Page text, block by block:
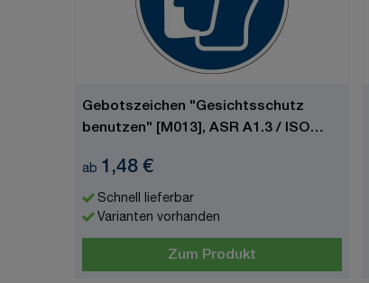
Gebotszeichen "Gesichtsschutz
benutzen" [M013], ASR A1.3 / ISO
ab 1,48 €
Schnell lieferbar
Varianten vorhanden
Zum Produkt